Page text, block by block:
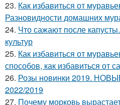
23. Как избавиться от
Разновидности домашних
24. Что сажают после
культур
25. Как избавиться от
способов, как избавиться от
26. Розы новинки 2019.
2022/2019
27. Почему морковь